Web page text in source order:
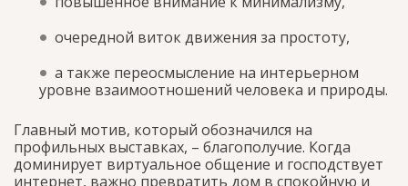
очередной виток движения за простоту,
а также переосмысление на интерьерном
уровне взаимоотношений человека и природы.
Главный мотив, который обозначился на
профильных выставках, – благополучие. Когда
доминирует виртуальное общение и господствует
интернет, важно превратить дом в спокойную и